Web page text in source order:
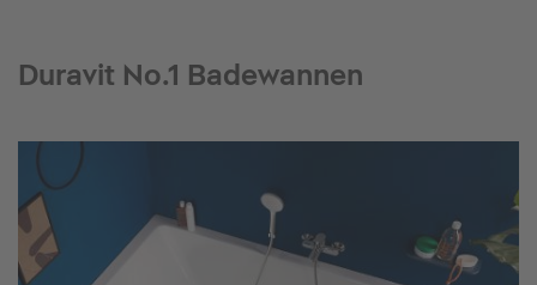
Duravit No.1 Badewannen